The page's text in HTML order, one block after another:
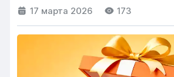
17 марта 2026 173